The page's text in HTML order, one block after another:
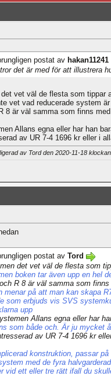
postat av hakan11241
det är med för att illustrera
vet väl de flesta som tippar
vet vad reducerade system
8 är väl samma som finns
Allans egna eller har han
av UR 7-4 1696 kr eller i
av Tord den 2020-11-18
postat av Tord
det vet väl de flesta som
boken tar även upp en hel
R 8 är väl samma som
menar på att man kan skapa
som erbjuds vis SVS
upp
Allans egna eller har
som både och. Är ju mycket
av UR 7-4 1696 kr
konstruktion, passar
med de fyra
vid ett eller tre rätt ifall du